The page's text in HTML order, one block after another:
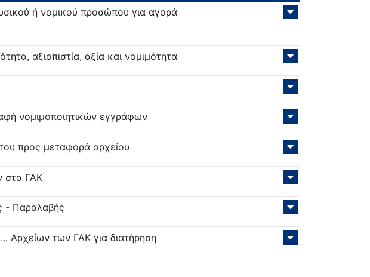
ή νομικού προσώπου για αγορά
αξιοπιστία, αξία και νομιμότητα
νομιμοποιητικών εγγράφων
προς μεταφορά αρχείου
στα ΓΑΚ
- Παραλαβής
Αρχείων των ΓΑΚ για διατήρηση